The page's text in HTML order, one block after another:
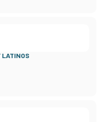
LATINOS